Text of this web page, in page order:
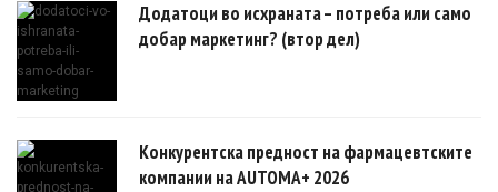
Додатоци во исхраната – потреба или само
добар маркетинг? (втор дел)
Конкурентска предност на фармацевтските
компании на AUTOMA+ 2026